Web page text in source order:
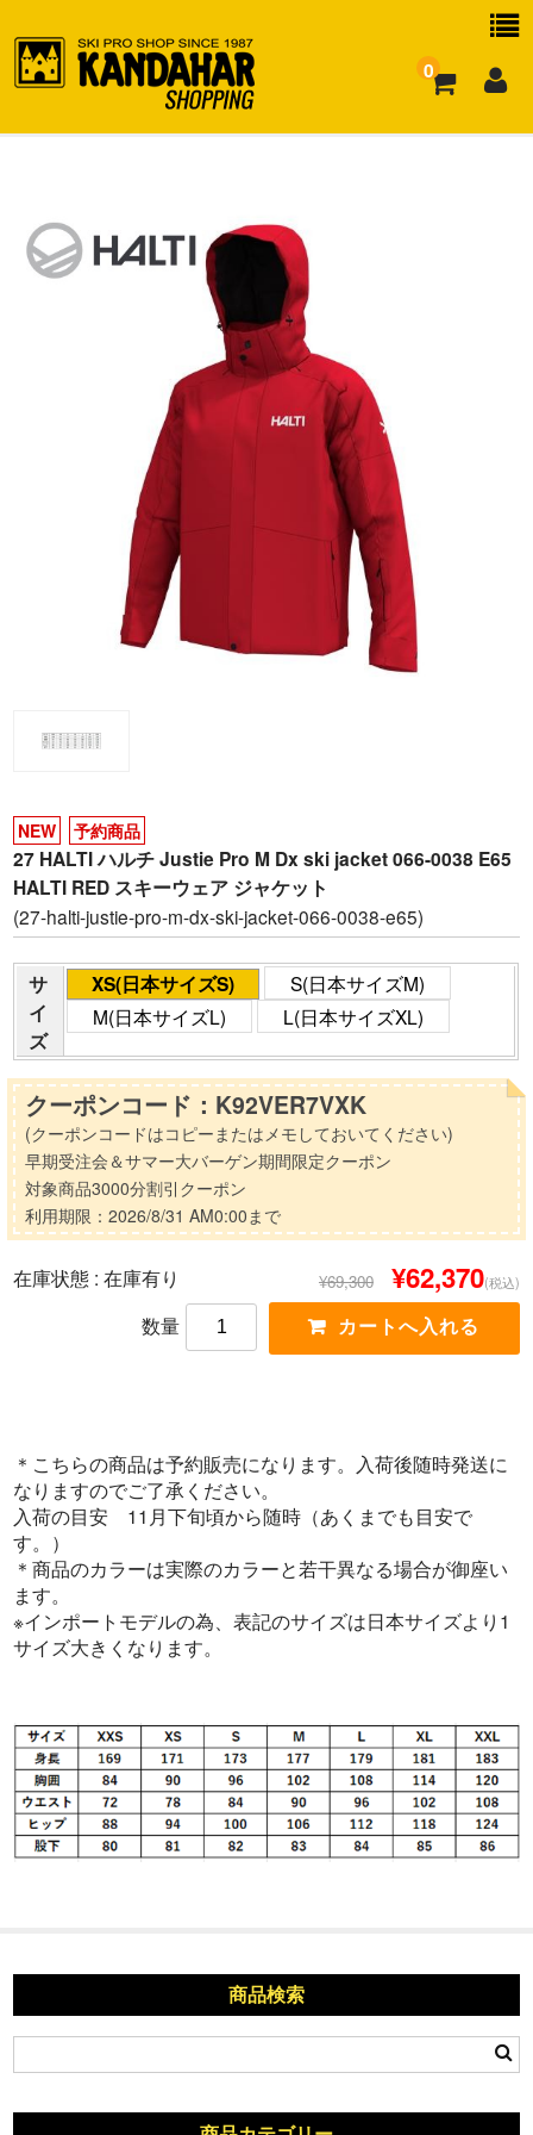
0
よくある質問
NEW 予約商品
27 HALTI ハルチ Justie Pro M Dx ski jacket 066-0038 E65
HALTI RED スキーウェア ジャケット
(27-halti-justie-pro-m-dx-ski-jacket-066-0038-e65)
サ
イ
ズ
XS(日本サイズS)
S(日本サイズM)
M(日本サイズL)
L(日本サイズXL)
クーポンコード：K92VER7VXK
(クーポンコードはコピーまたはメモしておいてください)
早期受注会＆サマー大バーゲン期間限定クーポン
対象商品3000分割引クーポン
利用期限：2026/8/31 AM0:00まで
在庫状態 :在庫有り ¥69,300 ¥62,370(税込)
数量
＊こちらの商品は予約販売になります。入荷後随時発送に
なりますのでご了承ください。
入荷の目安 11月下旬頃から随時（あくまでも目安で
す。）
＊商品のカラーは実際のカラーと若干異なる場合が御座い
ます。
※インポートモデルの為、表記のサイズは日本サイズより1
サイズ大きくなります。
商品検索